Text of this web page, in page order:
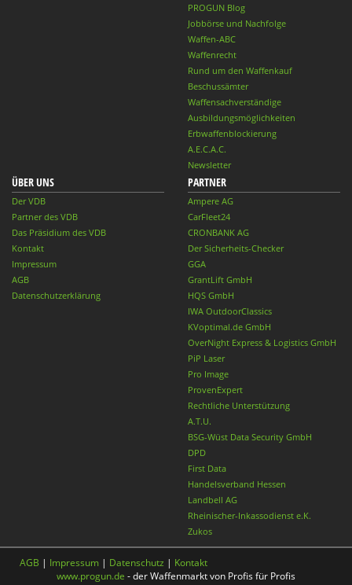
PROGUN Blog
Jobbörse und Nachfolge
Waffen-ABC
Waffenrecht
Rund um den Waffenkauf
Beschussämter
Waffensachverständige
Ausbildungsmöglichkeiten
Erbwaffenblockierung
A.E.C.A.C.
Newsletter
ÜBER UNS
Der VDB
Partner des VDB
Das Präsidium des VDB
Kontakt
Impressum
AGB
Datenschutzerklärung
PARTNER
Ampere AG
CarFleet24
CRONBANK AG
Der Sicherheits-Checker
GGA
GrantLift GmbH
HQS GmbH
IWA OutdoorClassics
KVoptimal.de GmbH
OverNight Express & Logistics GmbH
PiP Laser
Pro Image
ProvenExpert
Rechtliche Unterstützung
A.T.U.
BSG-Wüst Data Security GmbH
DPD
First Data
Handelsverband Hessen
Landbell AG
Rheinischer-Inkassodienst e.K.
Zukos
AGB | Impressum | Datenschutz | Kontakt
www.progun.de - der Waffenmarkt von Profis für Profis